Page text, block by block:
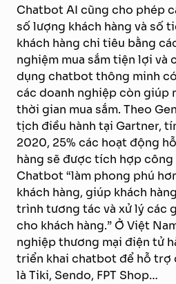
Chatbot AI cũng cho phép
số lượng khách hàng và số
khách hàng chi tiêu bằng
nghiệm mua sắm tiện lợi và
dụng chatbot thông minh
các doanh nghiệp còn giúp
thời gian mua sắm. Theo
tịch điều hành tại Gartner,
2020, 25% các hoạt động
hàng sẽ được tích hợp
Chatbot “làm phong phú
khách hàng, giúp khách
trình tương tác và xử lý các
cho khách hàng.” Ở Việt
nghiệp thương mại điện tử
triển khai chatbot để hỗ trợ
là Tiki, Sendo, FPT Shop…